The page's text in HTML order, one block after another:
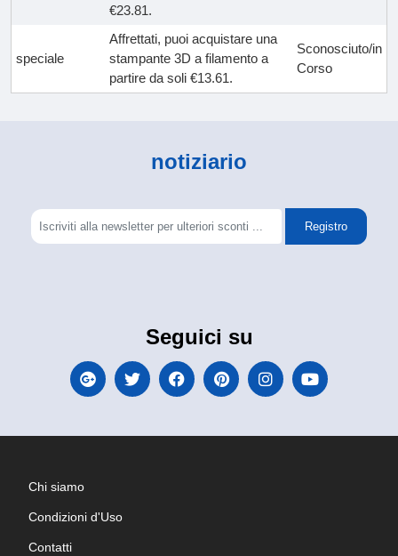
€23.81.
speciale
Affrettati, puoi acquistare una
stampante 3D a filamento a
partire da soli €13.61.
Sconosciuto/in
Corso
notiziario
Registro
Seguici su
Chi siamo
Condizioni d'Uso
Contatti